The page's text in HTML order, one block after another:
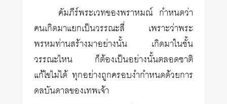
คัมภีร์พระเวทของพราหมณ์ กำหนดว่า
คนเกิดมาแยกเป็นวรรณะสี่ เพราะว่าพระ
พรหมท่านสร้างมาอย่างนั้น เกิดมาในชั้น
วรรณะไหน ก็ต้องเป็นอย่างนั้นตลอดชาติ
แก้ไขไม่ได้ ทุกอย่างถูกครอบงำกำหนดด้วยการ
ดลบันดาลของเทพเจ้า